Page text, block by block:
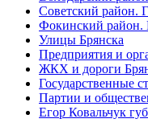
Советский район.
Фокинский район.
Улицы Брянска
Предприятия и
ЖКХ и дороги
Государственные
Партии и
Егор Ковальчук